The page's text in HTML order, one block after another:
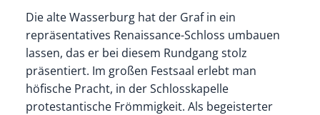
Die alte Wasserburg hat der Graf in ein
repräsentatives Renaissance-Schloss umbauen
lassen, das er bei diesem Rundgang stolz
präsentiert. Im großen Festsaal erlebt man
höfische Pracht, in der Schlosskapelle
protestantische Frömmigkeit. Als begeisterter